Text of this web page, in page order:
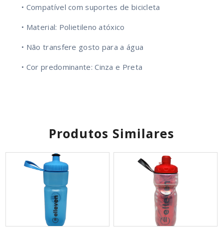
• Compatível com suportes de bicicleta
• Material: Polietileno atóxico
• Não transfere gosto para a água
• Cor predominante: Cinza e Preta
Produtos Similares